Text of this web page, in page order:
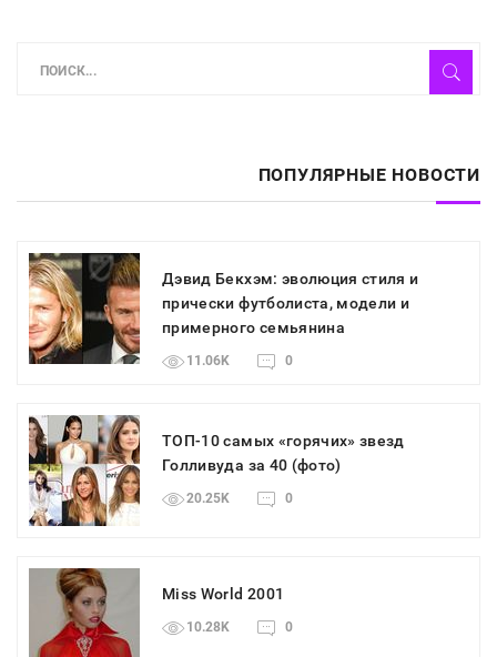
ПОПУЛЯРНЫЕ НОВОСТИ
Дэвид Бекхэм: эволюция стиля и
прически футболиста, модели и
примерного семьянина
11.06K 0
ТОП-10 самых «горячих» звезд
Голливуда за 40 (фото)
20.25K 0
Miss World 2001
10.28K 0